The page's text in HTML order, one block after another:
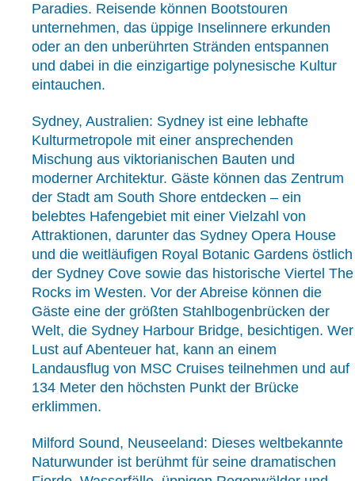
Paradies. Reisende können Bootstouren
unternehmen, das üppige Inselinnere erkunden
oder an den unberührten Stränden entspannen
und dabei in die einzigartige polynesische Kultur
eintauchen.
Sydney, Australien: Sydney ist eine lebhafte
Kulturmetropole mit einer ansprechenden
Mischung aus viktorianischen Bauten und
moderner Architektur. Gäste können das Zentrum
der Stadt am South Shore entdecken – ein
belebtes Hafengebiet mit einer Vielzahl von
Attraktionen, darunter das Sydney Opera House
und die weitläufigen Royal Botanic Gardens östlich
der Sydney Cove sowie das historische Viertel The
Rocks im Westen. Vor der Abreise können die
Gäste eine der größten Stahlbogenbrücken der
Welt, die Sydney Harbour Bridge, besichtigen. Wer
Lust auf Abenteuer hat, kann an einem
Landausflug von MSC Cruises teilnehmen und auf
134 Meter den höchsten Punkt der Brücke
erklimmen.
Milford Sound, Neuseeland: Dieses weltbekannte
Naturwunder ist berühmt für seine dramatischen